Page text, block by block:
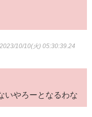
2023/10/10(火) 05:30:39.24
いやろーとなるわな